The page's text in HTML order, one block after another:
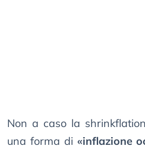
Non a caso la
una forma di «inflazione